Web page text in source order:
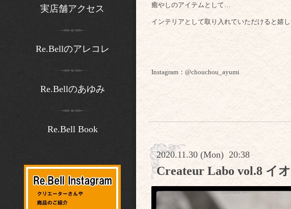
癒やしのアイテムとして…
インテリアとして取り入れていただけると嬉
Instagram：@chouchou_ayumi
2020.11.30 (Mon) 20:38
Createur Labo vol.8 イ
実店舗アクセス
Re.Bellのアレコレ
Re.Bellのあゆみ
Re.Bell Book